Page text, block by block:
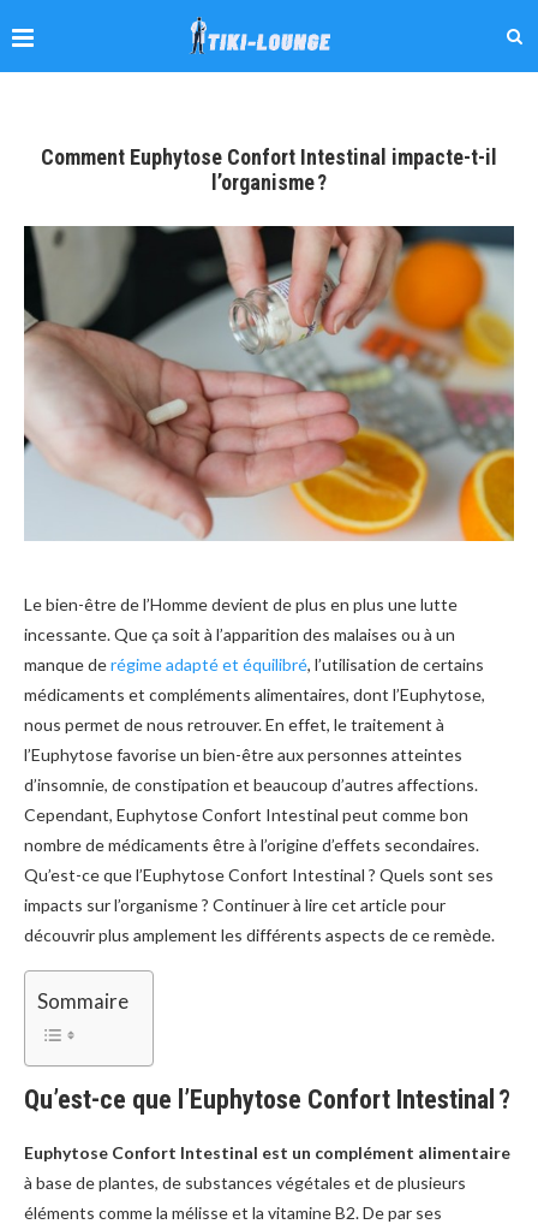
Comment Euphytose Confort Intestinal impacte-t-il
l’organisme ?
Le bien-être de l’Homme devient de plus en plus une lutte
incessante. Que ça soit à l’apparition des malaises ou à un
manque derégime adapté et équilibré, l’utilisation de certains
médicaments et compléments alimentaires, dont l’Euphytose,
nous permet de nous retrouver. En effet, le traitement à
l’Euphytose favorise un bien-être aux personnes atteintes
d’insomnie, de constipation et beaucoup d’autres affections.
Cependant, Euphytose Confort Intestinal peut comme bon
nombre de médicaments être à l’origine d’effets secondaires.
Qu’est-ce que l’Euphytose Confort Intestinal ? Quels sont ses
impacts sur l’organisme ? Continuer à lire cet article pour
découvrir plus amplement les différents aspects de ce remède.
Sommaire
Qu’est-ce que l’Euphytose Confort Intestinal ?
Euphytose Confort Intestinal est un complément alimentaire
à base de plantes, de substances végétales et de plusieurs
éléments comme la mélisse et la vitamine B2. De par ses